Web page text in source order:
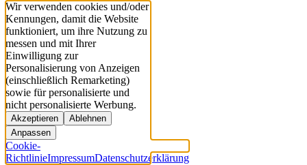
Wir verwenden cookies und/oder
Kennungen, damit die Website
funktioniert, um ihre Nutzung zu
messen und mit Ihrer
Einwilligung zur
Personalisierung von Anzeigen
(einschließlich Remarketing)
sowie für personalisierte und
nicht personalisierte Werbung.
Akzeptieren
Ablehnen
Anpassen
Cookie-
RichtlinieImpressumDatenschutzerklärung